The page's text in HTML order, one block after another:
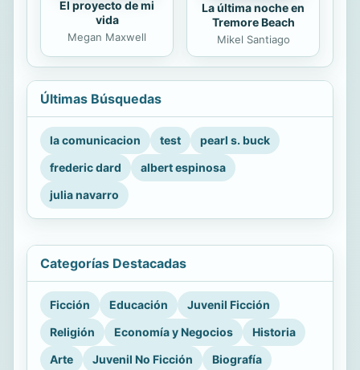
El proyecto de mi
vida
Megan Maxwell
La última noche en
Tremore Beach
Mikel Santiago
Últimas Búsquedas
la comunicacion test
pearl s. buck
frederic dard
albert espinosa
julia navarro
Categorías Destacadas
Ficción Educación
Juvenil Ficción
Religión
Economía y Negocios
Historia
Arte
Juvenil No Ficción Biografía